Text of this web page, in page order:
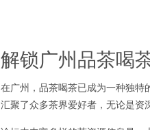
解锁广州品茶喝
在广州，品茶喝茶已成为一种独特
汇聚了众多茶界爱好者，无论是资